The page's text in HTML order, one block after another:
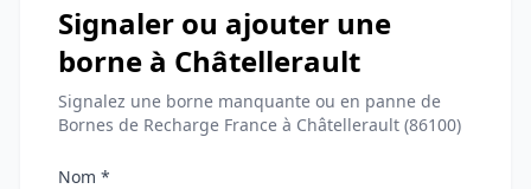
Signaler ou ajouter une
borne à Châtellerault
Signalez une borne manquante ou en panne de
Bornes de Recharge France à Châtellerault (86100)
Nom *